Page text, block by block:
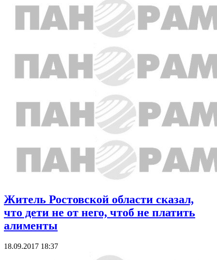
Житель Ростовской области сказал,
что дети не от него, чтоб не платить
алименты
18.09.2017 18:37